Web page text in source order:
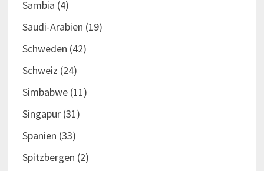
Sambia (4)
Saudi-Arabien (19)
Schweden (42)
Schweiz (24)
Simbabwe(11)
Singapur(31)
Spanien (33)
Spitzbergen (2)